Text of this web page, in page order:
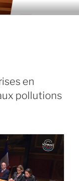
en
pollutions